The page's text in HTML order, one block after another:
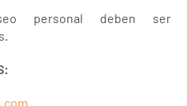
personal deben ser